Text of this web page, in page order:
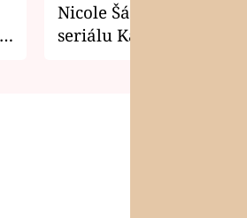
Nicole Šáchová získala
seriálu Kamarádi